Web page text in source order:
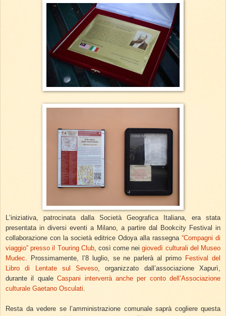
L’iniziativa, patrocinata dalla Società Geografica Italiana, era stata
presentata in diversi eventi a Milano, a partire dal Bookcity Festival in
collaborazione con la società editrice Odoya alla rassegna “Compagni di
viaggio” presso il Touring Club, così come neigiovedì culturali del Museo
Mudec. Prossimamente, l’8 luglio, se ne parlerà al primo Festival del
Libro di Lentate sul Seveso, organizzato dall’associazione Xapurì,
durante il qualeCaspani interverrà anche per conto dell’Associazione
culturale Gaetano Osculati.
Resta da vedere se l’amministrazione comunale saprà cogliere questa